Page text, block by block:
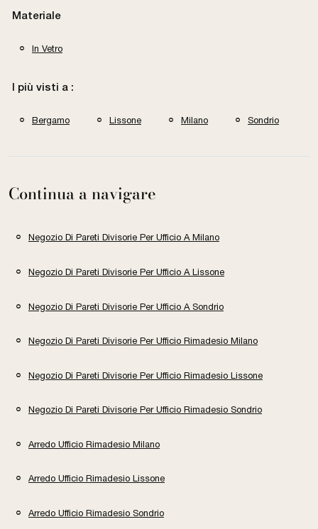
Materiale
In Vetro
I più visti a :
Bergamo Lissone Milano Sondrio
Continua a navigare
Negozio Di Pareti Divisorie Per Ufficio A Milano
Negozio Di Pareti Divisorie Per Ufficio A Lissone
Negozio Di Pareti Divisorie Per Ufficio A Sondrio
Negozio Di Pareti Divisorie Per Ufficio Rimadesio Milano
Negozio Di Pareti Divisorie Per Ufficio Rimadesio Lissone
Negozio Di Pareti Divisorie Per Ufficio Rimadesio Sondrio
Arredo Ufficio Rimadesio Milano
Arredo Ufficio Rimadesio Lissone
Arredo Ufficio Rimadesio Sondrio